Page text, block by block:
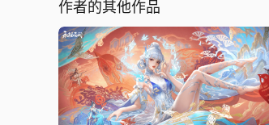
作者的其他作品